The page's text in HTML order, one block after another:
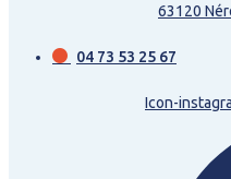
63120
04 73 53 25 67
Icon-